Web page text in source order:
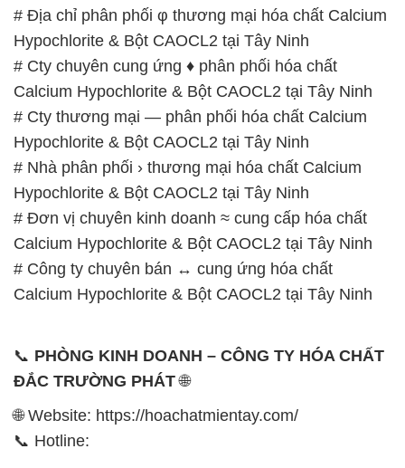
# Địa chỉ phân phối φ thương mại hóa chất Calcium
Hypochlorite & Bột CAOCL2 tại Tây Ninh
# Cty chuyên cung ứng ♦ phân phối hóa chất
Calcium Hypochlorite & Bột CAOCL2 tại Tây Ninh
# Cty thương mại — phân phối hóa chất Calcium
Hypochlorite & Bột CAOCL2 tại Tây Ninh
# Nhà phân phối › thương mại hóa chất Calcium
Hypochlorite & Bột CAOCL2 tại Tây Ninh
# Đơn vị chuyên kinh doanh ≈ cung cấp hóa chất
Calcium Hypochlorite & Bột CAOCL2 tại Tây Ninh
# Công ty chuyên bán ↔ cung ứng hóa chất
Calcium Hypochlorite & Bột CAOCL2 tại Tây Ninh
📞 PHÒNG KINH DOANH – CÔNG TY HÓA CHẤT
ĐẮC TRƯỜNG PHÁT🌐
🌐 Website: https://hoachatmientay.com/
📞 Hotline: